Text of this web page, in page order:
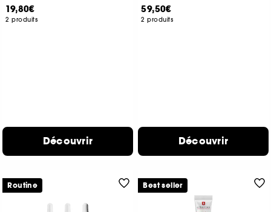
19,80€
2 produits
Découvrir
59,50€
2 produits
Découvrir
Routine Best seller